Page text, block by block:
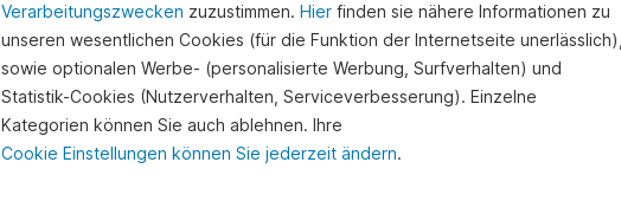
Verarbeitungszwecken zuzustimmen. Hier finden sie nähere Informationen zu
unseren wesentlichen Cookies (für die Funktion der Internetseite unerlässlich),
sowie optionalen Werbe- (personalisierte Werbung, Surfverhalten) und
Statistik-Cookies (Nutzerverhalten, Serviceverbesserung). Einzelne
Kategorien können Sie auch ablehnen. Ihre
Cookie Einstellungen können Sie jederzeit ändern.